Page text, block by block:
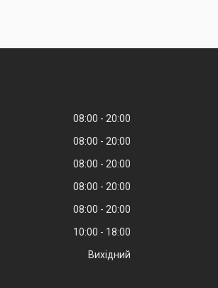
08:00
20:00
08:00
20:00
08:00
20:00
08:00
20:00
08:00
20:00
10:00
18:00
Вихідний